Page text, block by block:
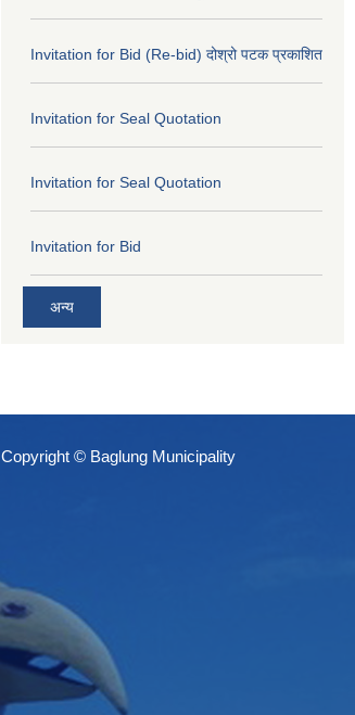
Invitation for Bid (Re-bid) दोश्रो पटक प्रकाशित
Invitation for Seal Quotation
Invitation for Seal Quotation
Invitation for Bid
अन्य
Copyright © Baglung Municipality